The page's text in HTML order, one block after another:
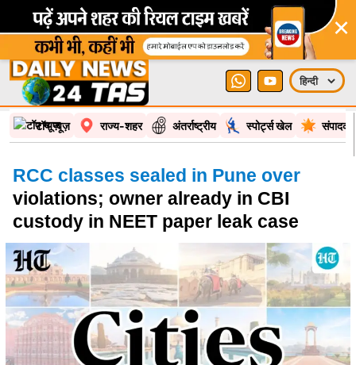
×
टॉप न्यूज़ राज्य-शहर अंतर्राष्ट्रीय स्पोर्ट्स खेल
RCC classes sealed in Pune over
violations; owner already in CBI
custody in NEET paper leak case